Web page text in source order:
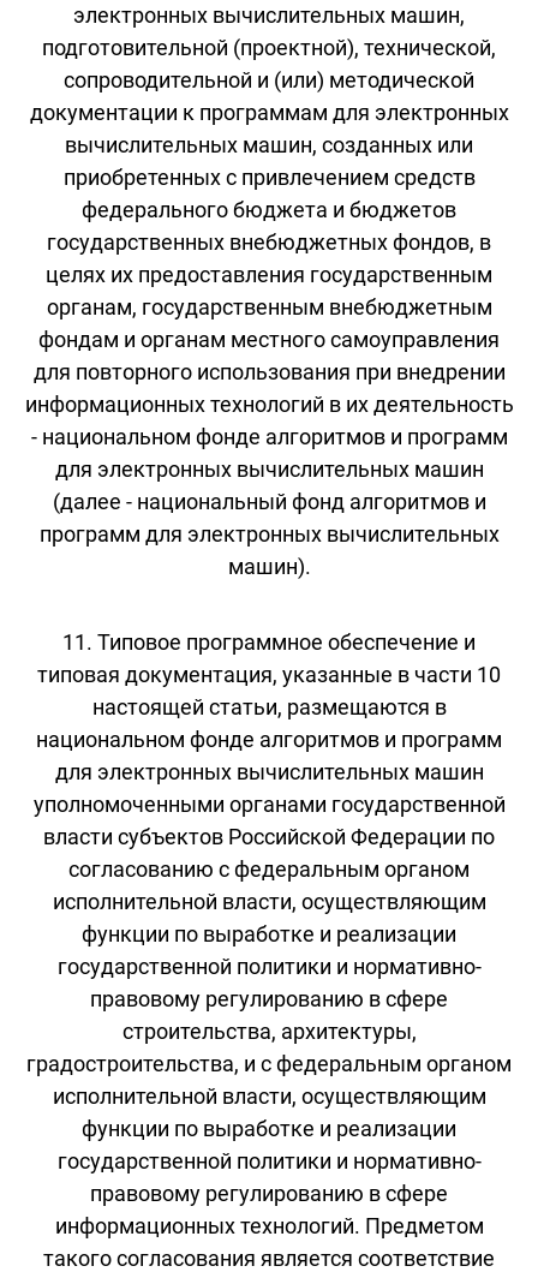
электронных вычислительных машин,
подготовительной (проектной), технической,
сопроводительной и (или) методической
документации к программам для электронных
вычислительных машин, созданных или
приобретенных с привлечением средств
федерального бюджета и бюджетов
государственных внебюджетных фондов, в
целях их предоставления государственным
органам, государственным внебюджетным
фондам и органам местного самоуправления
для повторного использования при внедрении
информационных технологий в их деятельность
- национальном фонде алгоритмов и программ
для электронных вычислительных машин
(далее - национальный фонд алгоритмов и
программ для электронных вычислительных
машин).
11. Типовое программное обеспечение и
типовая документация, указанные в части 10
настоящей статьи, размещаются в
национальном фонде алгоритмов и программ
для электронных вычислительных машин
уполномоченными органами государственной
власти субъектов Российской Федерации по
согласованию с федеральным органом
исполнительной власти, осуществляющим
функции по выработке и реализации
государственной политики и нормативно-
правовому регулированию в сфере
строительства, архитектуры,
градостроительства, и с федеральным органом
исполнительной власти, осуществляющим
функции по выработке и реализации
государственной политики и нормативно-
правовому регулированию в сфере
информационных технологий. Предметом
такого согласования является соответствие